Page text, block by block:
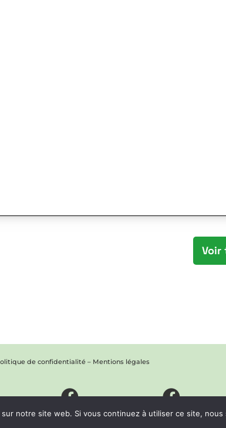
Voir
de confidentialité – Mentions légales
Bureau d'information
Bureau d'information
notre site web. Si vous continuez à utiliser ce site,